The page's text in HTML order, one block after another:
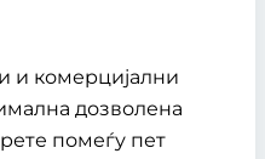
и комерцијални
дозволена
помеѓу пет